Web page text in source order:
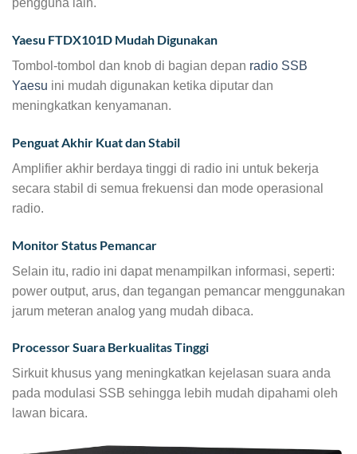
pengguna lain.
Yaesu FTDX101D Mudah Digunakan
Tombol-tombol dan knob di bagian depan radio SSB
Yaesu ini mudah digunakan ketika diputar dan
meningkatkan kenyamanan.
Penguat Akhir Kuat dan Stabil
Amplifier akhir berdaya tinggi di radio ini untuk bekerja
secara stabil di semua frekuensi dan mode operasional
radio.
Monitor Status Pemancar
Selain itu, radio ini dapat menampilkan informasi, seperti:
power output, arus, dan tegangan pemancar menggunakan
jarum meteran analog yang mudah dibaca.
Processor Suara Berkualitas Tinggi
Sirkuit khusus yang meningkatkan kejelasan suara anda
pada modulasi SSB sehingga lebih mudah dipahami oleh
lawan bicara.